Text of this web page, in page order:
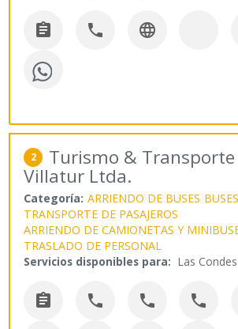
  
2 Turismo & Transporte
Villatur Ltda.
Categoría: ARRIENDO DE BUSES
TRANSPORTE DE PASAJEROS
ARRIENDO DE CAMIONETAS Y
TRASLADO DE PERSONAL
Servicios disponibles para: Las Condes
   